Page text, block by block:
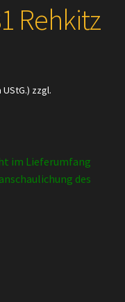
Rehkitz
zzgl.
im Lieferumfang
des